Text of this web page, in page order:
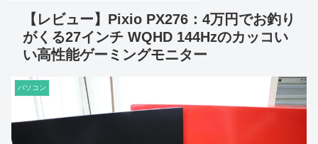
【レビュー】Pixio PX276：4万円でお釣り
がくる27インチ WQHD 144Hzのカッコい
い高性能ゲーミングモニター
パソコン